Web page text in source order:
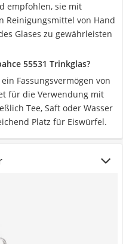
empfohlen, sie mit
Reinigungsmittel von Hand
Glases zu gewährleisten
55531 Trinkglas?
Fassungsvermögen von
für die Verwendung mit
Tee, Saft oder Wasser
Platz für Eiswürfel.